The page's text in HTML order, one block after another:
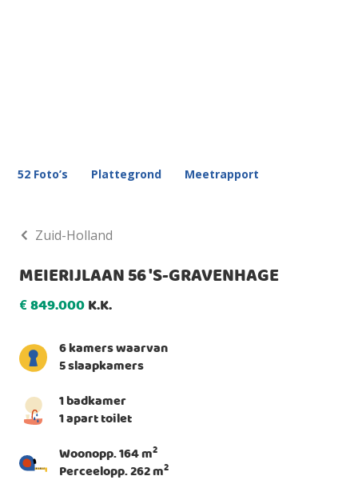
52 Foto’s Plattegrond Meetrapport
Zuid-Holland
MEIERIJLAAN 56 'S-GRAVENHAGE
€849.000K.K.
6 kamers waarvan
5 slaapkamers
1 badkamer
1 apart toilet
Woonopp. 164 m2
Perceelopp. 262 m2